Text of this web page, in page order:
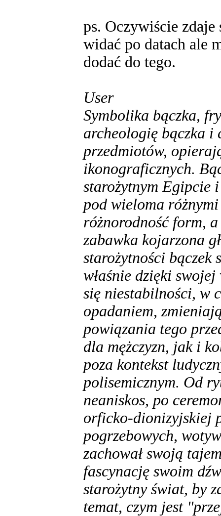
ps. Oczywiście zdaje
widać po datach ale
dodać do tego.
User
Symbolika bączka,
archeologię bączka i
przedmiotów,
ikonograficznych.
starożytnym Egipcie
pod wieloma
różnorodność form,
zabawka kojarzona
starożytności bączek
właśnie dzięki
się niestabilności, w
opadaniem,
powiązania tego
dla mężczyzn, jak i
poza kontekst
polisemicznym. Od
neaniskos, po
orficko-dionizyjskiej
pogrzebowych,
zachował swoją
fascynację swoim
starożytny świat, by
temat, czym jest